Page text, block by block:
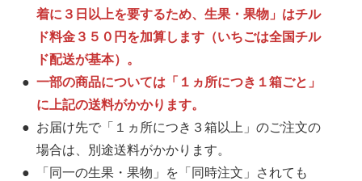
着に３日以上を要するため、生果・果物」はチル
ド料金３５０円を加算します（いちごは全国チル
ド配送が基本）。
一部の商品については「１ヵ所につき１箱ごと」
に上記の送料がかかります。
お届け先で「１ヵ所につき３箱以上」のご注文の
場合は、別途送料がかかります。
「同一の生果・果物」を「同時注文」されても